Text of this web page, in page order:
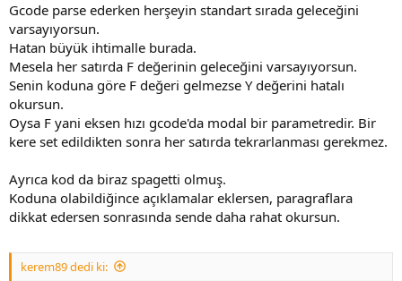
Gcode parse ederken herşeyin standart sırada geleceğini
varsayıyorsun.
Hatan büyük ihtimalle burada.
Mesela her satırda F değerinin geleceğini varsayıyorsun.
Senin koduna göre F değeri gelmezse Y değerini hatalı
okursun.
Oysa F yani eksen hızı gcode'da modal bir parametredir. Bir
kere set edildikten sonra her satırda tekrarlanması gerekmez.
Ayrıca kod da biraz spagetti olmuş.
Koduna olabildiğince açıklamalar eklersen, paragraflara
dikkat edersen sonrasında sende daha rahat okursun.
kerem89 dedi ki: